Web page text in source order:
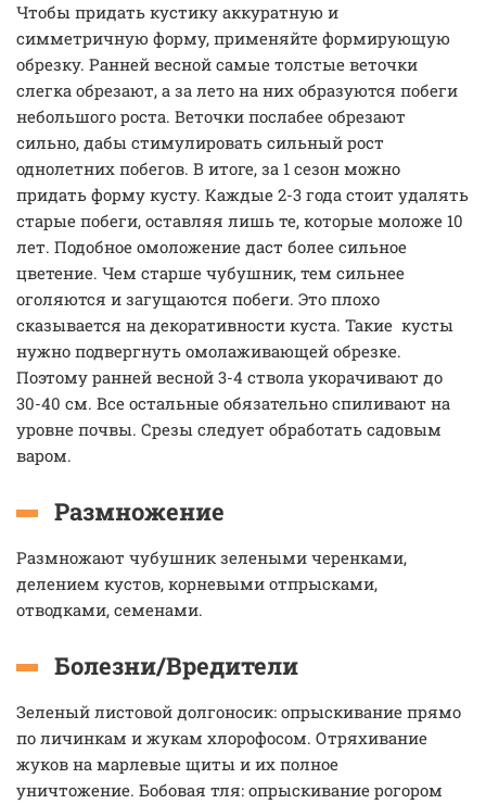
Чтобы придать кустику аккуратную и
симметричную форму, применяйте формирующую
обрезку. Ранней весной самые толстые веточки
слегка обрезают, а за лето на них образуются побеги
небольшого роста. Веточки послабее обрезают
сильно, дабы стимулировать сильный рост
однолетних побегов. В итоге, за 1 сезон можно
придать форму кусту. Каждые 2-3 года стоит удалять
старые побеги, оставляя лишь те, которые моложе 10
лет. Подобное омоложение даст более сильное
цветение. Чем старше чубушник, тем сильнее
оголяются и загущаются побеги. Это плохо
сказывается на декоративности куста. Такие кусты
нужно подвергнуть омолаживающей обрезке.
Поэтому ранней весной 3-4 ствола укорачивают до
30-40 см. Все остальные обязательно спиливают на
уровне почвы. Срезы следует обработать садовым
варом.
Размножение
Размножают чубушник зелеными черенками,
делением кустов, корневыми отпрысками,
отводками, семенами.
Болезни/Вредители
Зеленый листовой долгоносик: опрыскивание прямо
по личинкам и жукам хлорофосом. Отряхивание
жуков на марлевые щиты и их полное
уничтожение. Бобовая тля: опрыскивание рогором